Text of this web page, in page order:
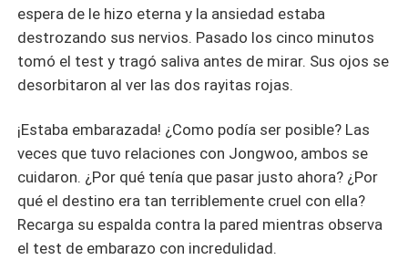
espera de le hizo eterna y la ansiedad estaba
destrozando sus nervios. Pasado los cinco minutos
tomó el test y tragó saliva antes de mirar. Sus ojos se
desorbitaron al ver las dos rayitas rojas.
¡Estaba embarazada! ¿Como podía ser posible? Las
veces que tuvo relaciones con Jongwoo, ambos se
cuidaron. ¿Por qué tenía que pasar justo ahora? ¿Por
qué el destino era tan terriblemente cruel con ella?
Recarga su espalda contra la pared mientras observa
el test de embarazo con incredulidad.